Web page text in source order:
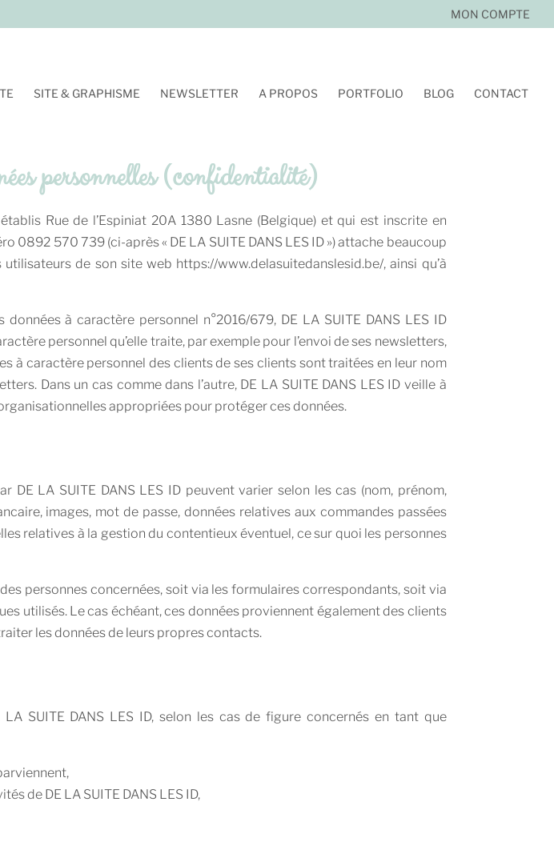
MON COMPTE
SITE & GRAPHISME NEWSLETTER A PROPOS PORTFOLIO BLOG CONTACT
personnelles (confidentialité)
Rue de l’Espiniat 20A 1380 Lasne (Belgique) et qui est inscrite en
0892 570 739 (ci-après « DE LA SUITE DANS LES ID ») attache beaucoup
de son site web https://www.delasuitedanslesid.be/, ainsi qu’à
à caractère personnel n°2016/679, DE LA SUITE DANS LES ID
personnel qu’elle traite, par exemple pour l’envoi de ses newsletters,
à caractère personnel des clients de ses clients sont traitées en leur nom
Dans un cas comme dans l’autre, DE LA SUITE DANS LES ID veille à
appropriées pour protéger ces données.
LA SUITE DANS LES ID peuvent varier selon les cas (nom, prénom,
images, mot de passe, données relatives aux commandes passées
relatives à la gestion du contentieux éventuel, ce sur quoi les personnes
personnes concernées, soit via les formulaires correspondants, soit via
utilisés. Le cas échéant, ces données proviennent également des clients
les données de leurs propres contacts.
SUITE DANS LES ID, selon les cas de figure concernés en tant que
de DE LA SUITE DANS LES ID,